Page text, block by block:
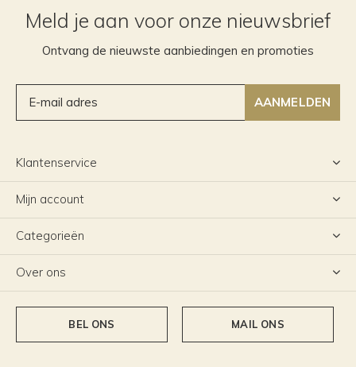
Meld je aan voor onze nieuwsbrief
Ontvang de nieuwste aanbiedingen en promoties
AANMELDEN
Klantenservice
Mijn account
Categorieën
Over ons
BEL ONS MAIL ONS